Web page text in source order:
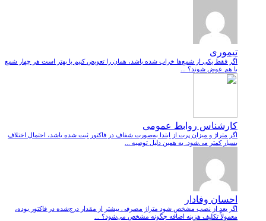
تیموری
اگر فقط یکی از شمع‌ها خراب شده باشد، همان را تعویض کنیم یا بهتر است هر چهار شمع
با هم عوض شوند؟ ...
کارشناس روابط عمومی
اگر متراژ و میزان پرت از ابتدا به‌صورت شفاف در فاکتور ثبت شده باشد، احتمال اختلاف
بسیار کمتر می‌شود. به همین دلیل توصیه ...
احسان وفادار
اگر بعد از نصب مشخص شود متراژ مصرفی بیشتر از مقدار درج‌شده در فاکتور بوده،
معمولاً تکلیف هزینه اضافه چگونه مشخص می‌شود؟ ...